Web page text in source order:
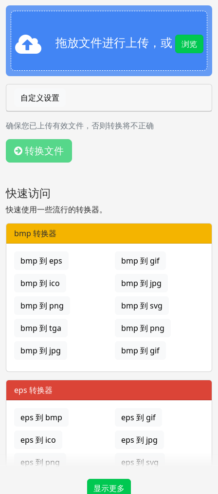
拖放文件进行上传，或 浏览
自定义设置
确保您已上传有效文件，否则转换将不正确
转换文件
快速访问
快速使用一些流行的转换器。
bmp 转换器
bmp 到 eps bmp 到 gif
bmp 到 ico bmp 到 jpg
bmp 到 png bmp 到 svg
bmp 到 tga bmp 到 png
bmp 到 jpg bmp 到 gif
eps 转换器
eps 到 bmp eps 到 gif
eps 到 ico eps 到 jpg
eps 到 png eps 到 svg
显示更多